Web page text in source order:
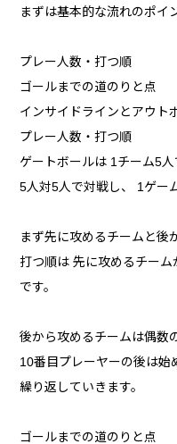
まずは基本的な流れのポイ
プレー人数・打つ順
ゴールまでの道のりと点
インサイドラインとアウト
プレー人数・打つ順
ゲートボールは 1チーム5人
5人対5人で対戦し、 1ゲー
まず先に攻めるチームと後
打つ順は 先に攻めるチーム
です。
後から攻めるチームは偶数
10番目プレーヤーの後は始
繰り返していきます。
ゴールまでの道のりと点